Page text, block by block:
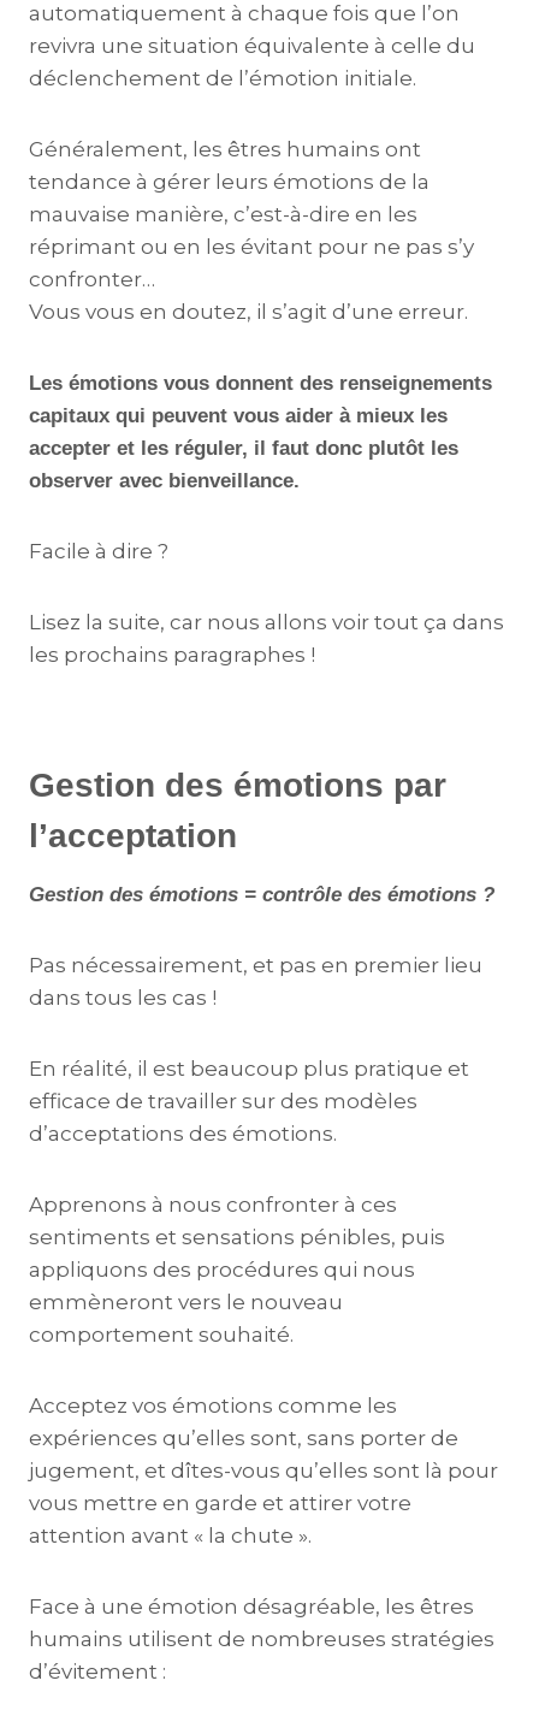
automatiquement à chaque fois que l’on
revivra une situation équivalente à celle du
déclenchement de l’émotion initiale.
Généralement, les êtres humains ont
tendance à gérer leurs émotions de la
mauvaise manière, c’est-à-dire en les
réprimant ou en les évitant pour ne pas s’y
confronter…
Vous vous en doutez, il s’agit d’une erreur.
Les émotions vous donnent des renseignements
capitaux qui peuvent vous aider à mieux les
accepter et les réguler, il faut donc plutôt les
observer avec bienveillance.
Facile à dire ?
Lisez la suite, car nous allons voir tout ça dans
les prochains paragraphes !
Gestion des émotions par
l’acceptation
Gestion des émotions = contrôle des émotions ?
Pas nécessairement, et pas en premier lieu
dans tous les cas !
En réalité, il est beaucoup plus pratique et
efficace de travailler sur des modèles
d’acceptations des émotions.
Apprenons à nous confronter à ces
sentiments et sensations pénibles, puis
appliquons des procédures qui nous
emmèneront vers le nouveau
comportement souhaité.
Acceptez vos émotions comme les
expériences qu’elles sont, sans porter de
jugement, et dîtes-vous qu’elles sont là pour
vous mettre en garde et attirer votre
attention avant « la chute ».
Face à une émotion désagréable, les êtres
humains utilisent de nombreuses stratégies
d’évitement :